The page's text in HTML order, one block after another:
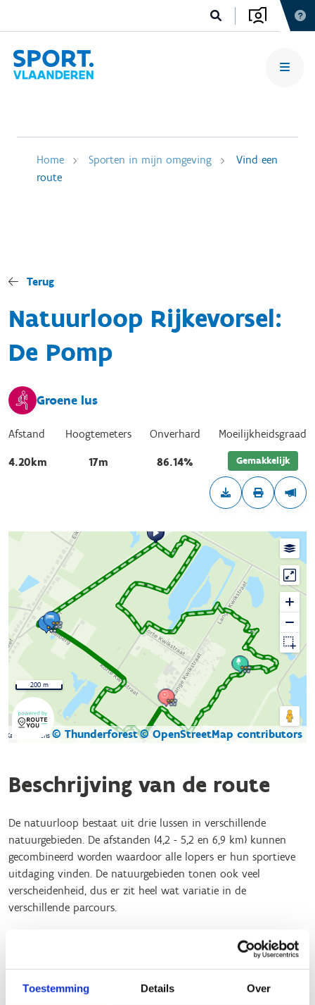
Toestemming Details Over
Home Sporten in mijn omgeving
Vind een
route
Terug
Natuurloop Rijkevorsel:
De Pomp
Groene lus
Afstand
4.20km
Hoogtemeters
17m
Onverhard
86.14%
Moeilijkheidsgraad
Gemakkelijk
Kaartgegevens © Thunderforest© OpenStreetMap contributors
200 m
Beschrijving van de route
De natuurloop bestaat uit drie lussen in verschillende
natuurgebieden. De afstanden (4,2 - 5,2 en 6,9 km) kunnen
gecombineerd worden waardoor alle lopers er hun sportieve
uitdaging vinden. De natuurgebieden tonen ook veel
verscheidenheid, dus er zit heel wat variatie in de
verschillende parcours.
groene lus van 4,2 km door De Pomp. De blauwe lus van 6,9
km kun je starten vanaf de parking Blakheide (Beerse) of de
parking aan de Plantentun 'De Kleine Boerderij' (Merksplas).